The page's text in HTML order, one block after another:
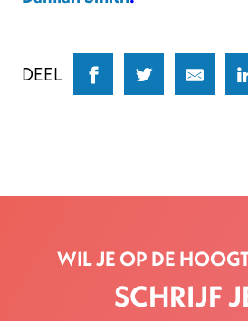
DEEL
WIL JE OP DE
SCHRIJF